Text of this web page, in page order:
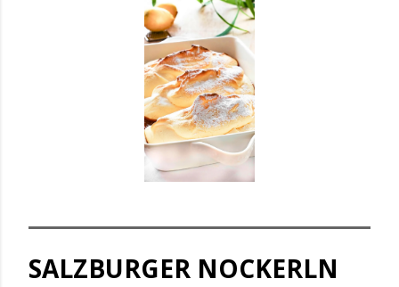
SALZBURGER NOCKERLN